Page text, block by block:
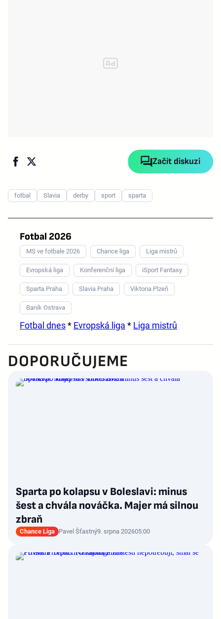
Začít diskuzi
fotbal Slavia derby sport sparta
Fotbal 2026
MS ve fotbale 2026 Chance liga Liga mistrů
Evropská liga Konferenční liga iSport Fantasy
Sparta Praha Slavia Praha Viktoria Plzeň
Baník Ostrava
Fotbal dnes* Evropská liga * Liga mistrů
DOPORUČUJEME
Sparta po kolapsu v Boleslavi: minus
šest a chvála nováčka. Majer má silnou
zbraň
Chance Liga Pavel Šťastný9. srpna 202605:00